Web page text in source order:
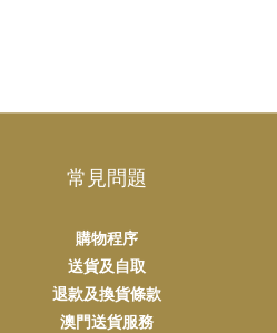
常見問題
購物程序
送貨及自取
退款及換貨條款
澳門送貨服務